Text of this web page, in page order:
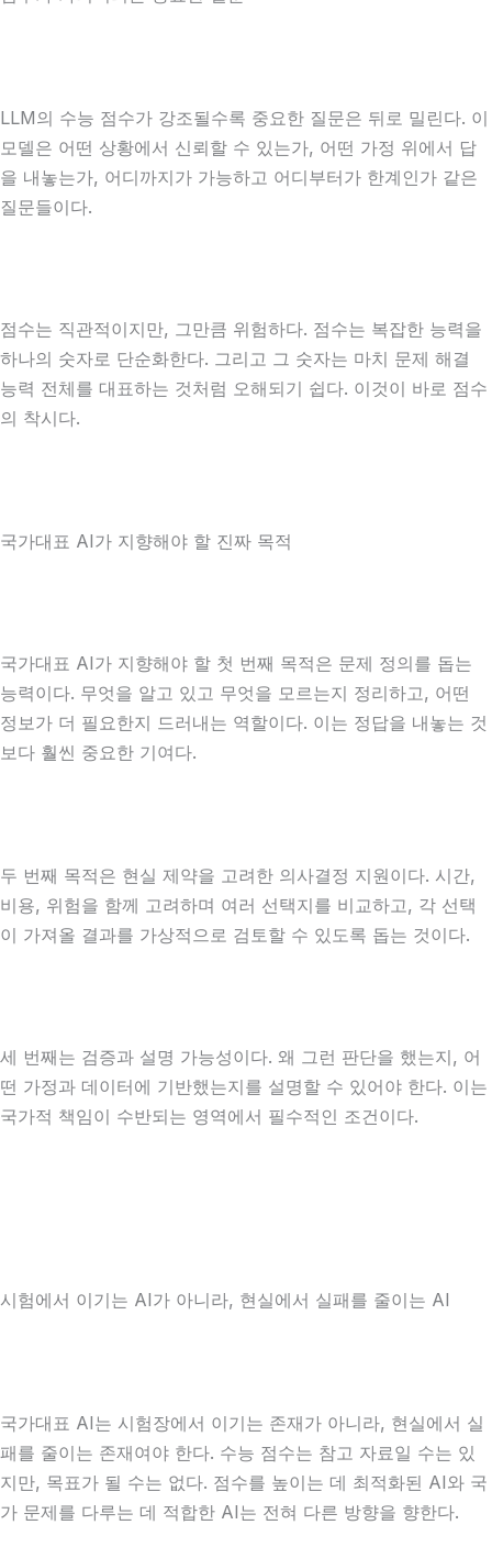
LLM의 수능 점수가 강조될수록 중요한 질문은 뒤로 밀린다. 이
모델은 어떤 상황에서 신뢰할 수 있는가, 어떤 가정 위에서 답
을 내놓는가, 어디까지가 가능하고 어디부터가 한계인가 같은
질문들이다.
점수는 직관적이지만, 그만큼 위험하다. 점수는 복잡한 능력을
하나의 숫자로 단순화한다. 그리고 그 숫자는 마치 문제 해결
능력 전체를 대표하는 것처럼 오해되기 쉽다. 이것이 바로 점수
의 착시다.
국가대표 AI가 지향해야 할 진짜 목적
국가대표 AI가 지향해야 할 첫 번째 목적은 문제 정의를 돕는
능력이다. 무엇을 알고 있고 무엇을 모르는지 정리하고, 어떤
정보가 더 필요한지 드러내는 역할이다. 이는 정답을 내놓는 것
보다 훨씬 중요한 기여다.
두 번째 목적은 현실 제약을 고려한 의사결정 지원이다. 시간,
비용, 위험을 함께 고려하며 여러 선택지를 비교하고, 각 선택
이 가져올 결과를 가상적으로 검토할 수 있도록 돕는 것이다.
세 번째는 검증과 설명 가능성이다. 왜 그런 판단을 했는지, 어
떤 가정과 데이터에 기반했는지를 설명할 수 있어야 한다. 이는
국가적 책임이 수반되는 영역에서 필수적인 조건이다.
시험에서 이기는 AI가 아니라, 현실에서 실패를 줄이는 AI
국가대표 AI는 시험장에서 이기는 존재가 아니라, 현실에서 실
패를 줄이는 존재여야 한다. 수능 점수는 참고 자료일 수는 있
지만, 목표가 될 수는 없다. 점수를 높이는 데 최적화된 AI와 국
가 문제를 다루는 데 적합한 AI는 전혀 다른 방향을 향한다.